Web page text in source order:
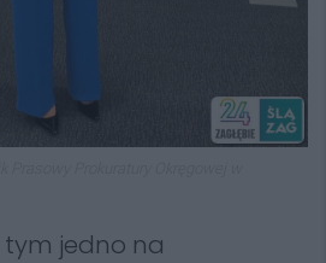
tym jedno na